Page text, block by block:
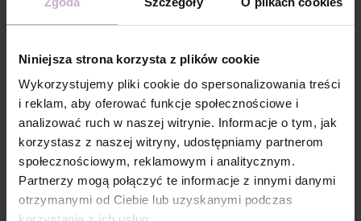
Niniejsza strona korzysta z plików cookie
Wykorzystujemy pliki cookie do spersonalizowania treści
i reklam, aby oferować funkcje społecznościowe i
analizować ruch w naszej witrynie. Informacje o tym, jak
korzystasz z naszej witryny, udostępniamy partnerom
społecznościowym, reklamowym i analitycznym.
Partnerzy mogą połączyć te informacje z innymi danymi
otrzymanymi od Ciebie lub uzyskanymi podczas
ACRYLATES COPOLYMER, ISOPROPYL
ALCOHOL, ISOPROPYL TITANIUM
TRIISOSTEARATE, DIMETHICONE,
HYDROXYPROPYL METHACRYLATE, BIS-
TRIMETHYLBENZOYL PHENYLPHOSPHINE
OXIDE, +/- CI 77000, CI 77007, CI 77163, CI
CI 15850, CI 73360
Technologia
aplikacji №1
Na zmatowioną, oczyszczoną powierzchnię
paznokcia zaaplikować DNKa’ Dehydrator -1
krotnie.
Technologia
Nałożyć jednokrotnie, primer DNKa’ Ultrabond